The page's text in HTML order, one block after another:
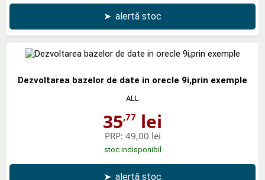
➤ alertă stoc
Dezvoltarea bazelor de date in orecle 9i,prin exemple
ALL
35,77 lei
PRP: 49,00 lei
stoc indisponibil
➤ alertă stoc